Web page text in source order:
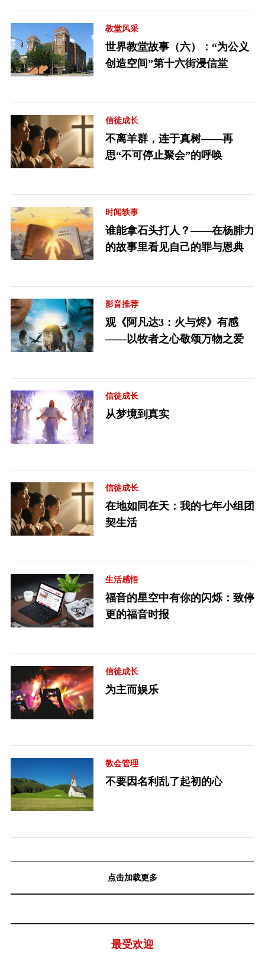
教堂风采
世界教堂故事（六）：“为公义
创造空间”第十六街浸信堂
信徒成长
不离羊群，连于真树——再
思“不可停止聚会”的呼唤
时闻轶事
谁能拿石头打人？——在杨腓力
的故事里看见自己的罪与恩典
影音推荐
观《阿凡达3：火与烬》有感
——以牧者之心敬颂万物之爱
信徒成长
从梦境到真实
信徒成长
在地如同在天：我的七年小组团
契生活
生活感悟
福音的星空中有你的闪烁：致停
更的福音时报
信徒成长
为主而娱乐
教会管理
不要因名利乱了起初的心
点击加载更多
最受欢迎